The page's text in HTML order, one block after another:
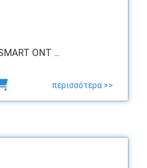
ONT ...
περισσότερα >>